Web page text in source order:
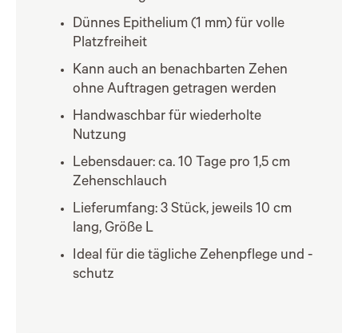
Dünnes Epithelium (1 mm) für volle
Platzfreiheit
Kann auch an benachbarten Zehen
ohne Auftragen getragen werden
Handwaschbar für wiederholte
Nutzung
Lebensdauer: ca. 10 Tage pro 1,5 cm
Zehenschlauch
Lieferumfang: 3 Stück, jeweils 10 cm
lang, Größe L
Ideal für die tägliche Zehenpflege und -
schutz